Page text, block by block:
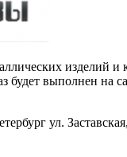
будет выполнен на
ул.